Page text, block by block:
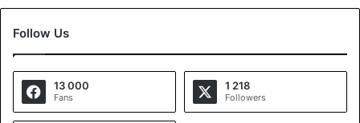
Follow Us
13 000
Fans
1 218
Followers